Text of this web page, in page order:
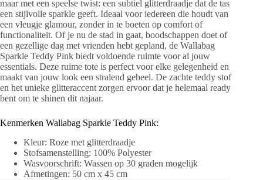
maar met een speelse twist: een subtiel glitterdraadje dat de tas
een stijlvolle sparkle geeft. Ideaal voor iedereen die houdt van
een vleugje glamour, zonder in te boeten op comfort of
functionaliteit. Of je nu de stad in gaat, boodschappen doet of
een gezellige dag met vrienden hebt gepland, de Wallabag
Sparkle Teddy Pink biedt voldoende ruimte voor al jouw
essentials. Deze ruime tote is perfect voor elke gelegenheid en
maakt van jouw look een stralend geheel. De zachte teddy stof
en het unieke glitteraccent zorgen ervoor dat je helemaal ready
bent om te shinen dit najaar.
Kenmerken Wallabag Sparkle Teddy Pink:
Kleur: Roze met glitterdraadje
Stofsamenstelling: 100% Polyester
Wasvoorschrift: Wassen op 30 graden mogelijk
Afmetingen: 50 cm x 45 cm